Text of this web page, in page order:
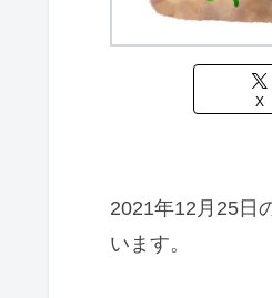
X
2021年12月25日
います。